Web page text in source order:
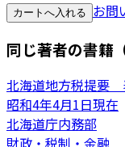
カートへ入れる お問
同じ著者の書籍
北海道地方税提要
昭和4年4月1日現在
北海道庁内務部
財政・税制・金融